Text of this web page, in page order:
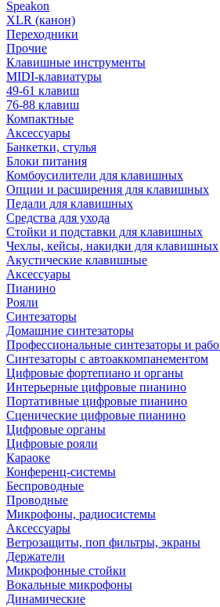
Speakon
XLR (канон)
Переходники
Прочие
Клавишные инструменты
MIDI-клавиатуры
49-61 клавиш
76-88 клавиш
Компактные
Аксессуары
Банкетки, стулья
Блоки питания
Комбоусилители для клавишных
Опции и расширения для клавишных
Педали для клавишных
Средства для ухода
Стойки и подставки для клавишных
Чехлы, кейсы, накидки для клавишных
Акустические клавишные
Аксессуары
Пианино
Рояли
Синтезаторы
Домашние синтезаторы
Профессиональные синтезаторы и
Синтезаторы с автоаккомпанементом
Цифровые фортепиано и органы
Интерьерные цифровые пианино
Портативные цифровые пианино
Сценические цифровые пианино
Цифровые органы
Цифровые рояли
Караоке
Конференц-системы
Беспроводные
Проводные
Микрофоны, радиосистемы
Аксессуары
Ветрозащиты, поп фильтры, экраны
Держатели
Микрофонные стойки
Вокальные микрофоны
Динамические